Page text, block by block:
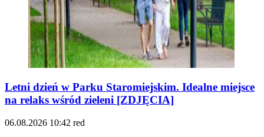
Letni dzień w Parku Staromiejskim. Idealne miejsce
na relaks wśród zieleni [ZDJĘCIA]
06.08.2026 10:42 red